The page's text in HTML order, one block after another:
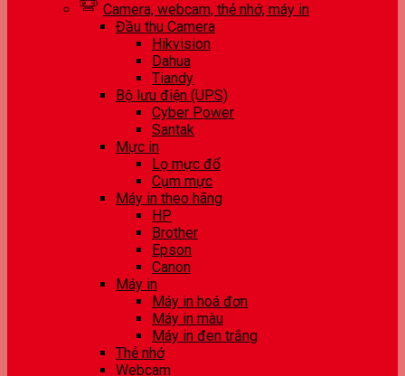
Camera, webcam, thẻ nhớ, máy in
Đầu thu Camera
Hikvision
Dahua
Tiandy
Bộ lưu điện (UPS)
Cyber Power
Santak
Mực in
Lọ mực đổ
Cụm mực
Máy in theo hãng
HP
Brother
Epson
Canon
Máy in
Máy in hoá đơn
Máy in màu
Máy in đen trắng
Thẻ nhớ
Webcam